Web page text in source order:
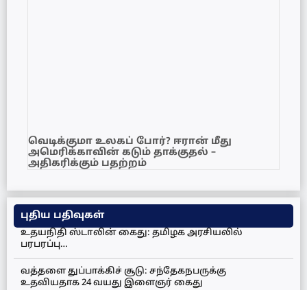
வெடிக்குமா உலகப் போர்? ஈரான் மீது
அமெரிக்காவின் கடும் தாக்குதல் –
அதிகரிக்கும் பதற்றம்
புதிய பதிவுகள்
உதயநிதி ஸ்டாலின் கைது: தமிழக அரசியலில்
பரபரப்பு…
வத்தளை துப்பாக்கிச் சூடு: சந்தேகநபருக்கு
உதவியதாக 24 வயது இளைஞர் கைது